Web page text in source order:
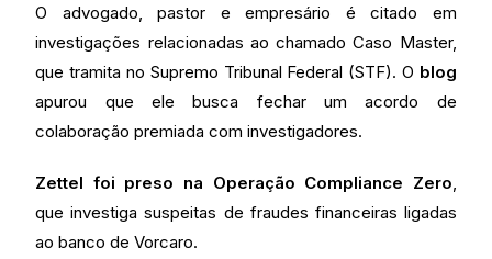
O advogado, pastor e empresário é citado em
investigações relacionadas ao chamado Caso Master,
que tramita no Supremo Tribunal Federal (STF). O blog
apurou que ele busca fechar um acordo de
colaboração premiada com investigadores.
Zettel foi preso na Operação Compliance Zero,
que investiga suspeitas de fraudes financeiras ligadas
ao banco de Vorcaro.